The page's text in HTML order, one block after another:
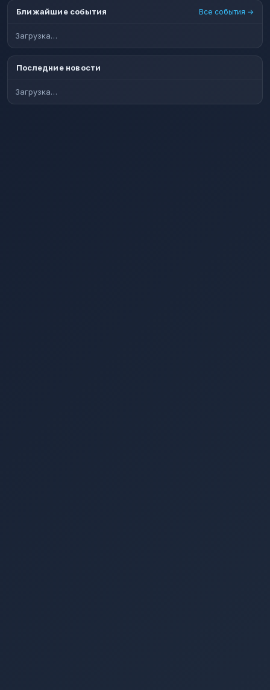
Ближайшие события Все события →
Загрузка…
Последние новости
Загрузка…